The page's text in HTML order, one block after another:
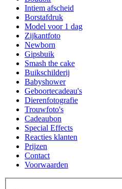
Intiem afscheid
Borstafdruk
Model voor 1 dag
Zijkantfoto
Newborn
Gipsbuik
Smash the cake
Buikschilderij
Babyshower
Geboortecadeau's
Dierenfotografie
Trouwfoto's
Cadeaubon
Special Effects
Reacties klanten
Prijzen
Contact
Voorwaarden